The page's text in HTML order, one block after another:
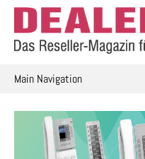
Skip
content
Main Navigation